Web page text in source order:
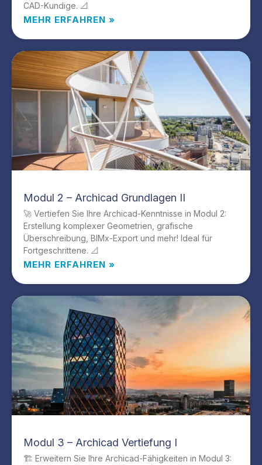
CAD-Kundige. 📐
MEHR ERFAHREN »
Modul 2 – Archicad Grundlagen II
🚀 Vertiefen Sie Ihre Archicad-Kenntnisse in Modul 2:
Erstellung komplexer Geometrien, grafische
Überschreibung, BIMx-Export und mehr! Ideal für
Fortgeschrittene. 📐
MEHR ERFAHREN »
Modul 3 – Archicad Vertiefung I
🏗️ Erweitern Sie Ihre Archicad-Fähigkeiten in Modul 3: